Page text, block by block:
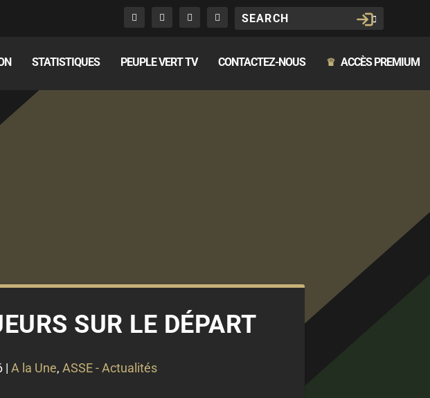
STATISTIQUES PEUPLE VERT TV CONTACTEZ-NOUS ♛ ACCÈS PREMIUM
SUR LE DÉPART
| A la Une, ASSE - Actualités